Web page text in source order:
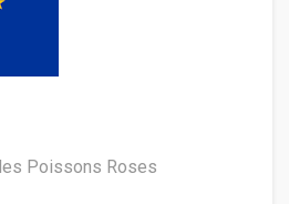
Poissons Roses